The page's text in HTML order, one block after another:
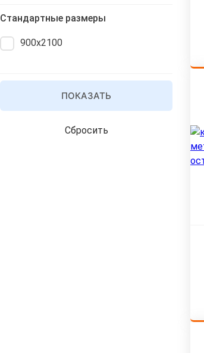
Стандартные размеры
900х2100
ПОКАЗАТЬ
Сбросить